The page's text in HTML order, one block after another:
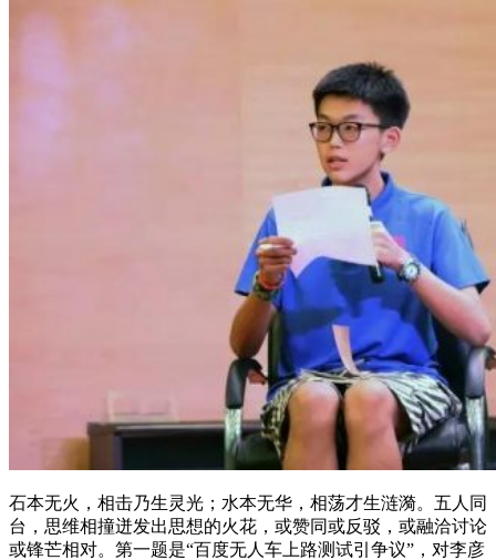
石本无火，相击乃生灵光；水本无华，相荡才生涟漪。五人同
台，思维相撞迸发出思想的火花，或赞同或反驳，或融洽讨论
或锋芒相对。第一题是“百度无人车上路测试引争议”，对李彦